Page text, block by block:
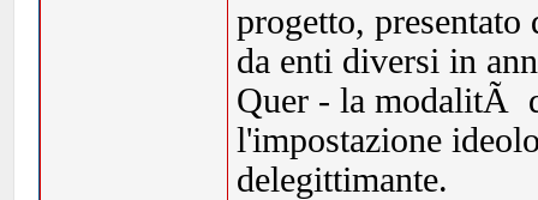
progetto, presentato
da enti diversi in
Quer - la modalitÃ
l'impostazione
delegittimante.